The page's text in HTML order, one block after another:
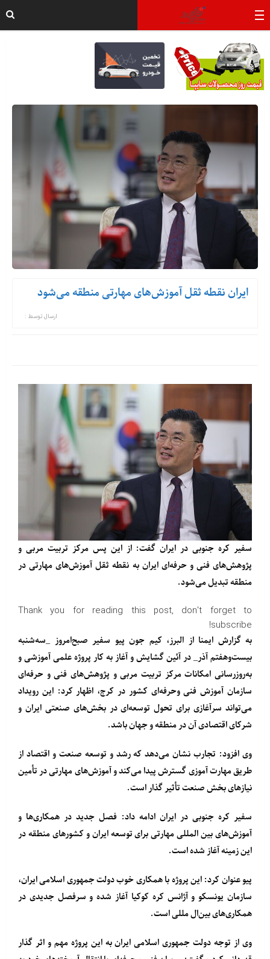
ایران نقطه ثقل آموزش‌های مهارتی منطقه می‌شود
ارسال توسط :
سفیر کره جنوبی در ایران گفت: از این پس مرکز تربیت مربی و
پژوهش‌های فنی و حرفه‌ای ایران به نقطه ثقل آموزش‌های مهارتی در
منطقه تبدیل می‌شود.
Thank you for reading this post, don't forget to
subscribe!
به گزارش ایمنا از البرز، کیم جون پیو سفیر صبح‌امروز _سه‌شنبه
بیست‌وهفتم آذر_ در آئین گشایش و آغاز به کار پروژه علمی آموزشی و
به‌روزرسانی امکانات مرکز تربیت مربی و پژوهش‌های فنی و حرفه‌ای
سازمان آموزش فنی وحرفه‌ای کشور در کرج، اظهار کرد: این رویداد
می‌تواند سرآغازی برای تحول توسعه‌ای در بخش‌های صنعتی ایران و
شرکای اقتصادی آن در منطقه و جهان باشد.
وی افزود: تجارب نشان می‌دهد که رشد و توسعه صنعت و اقتصاد از
طریق مهارت آموزی گسترش پیدا می‌کند و آموزش‌های مهارتی در تأمین
نیازهای بخش صنعت تأثیر گذار است.
سفیر کره جنوبی در ایران ادامه داد: فصل جدید در همکاری‌ها و
آموزش‌های بین المللی مهارتی برای توسعه ایران و کشورهای منطقه در
این زمینه آغاز شده است.
پیو عنوان کرد: این پروژه با همکاری خوب دولت جمهوری اسلامی ایران،
سازمان یونسکو و آژانس کره کوکیا آغاز شده و سرفصل جدیدی در
همکاری‌های بین‌ال مللی است.
وی از توجه دولت جمهوری اسلامی ایران به این پروژه مهم و اثر گذار